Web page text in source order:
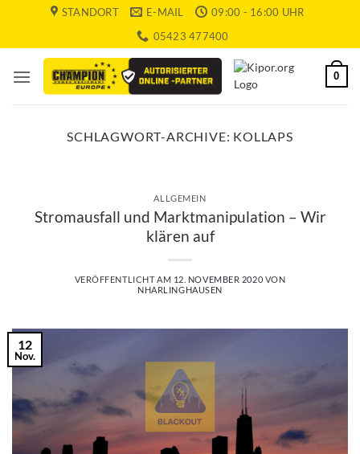
springen
STANDORT E-MAIL
09:00 - 16:00 UHR
05423 477400
0
SCHLAGWORT-ARCHIVE: KOLLAPS
ALLGEMEIN
Stromausfall und Marktmanipulation – Wir
klären auf
VERÖFFENTLICHT AM 12. NOVEMBER 2020 VON
NHARLINGHAUSEN
12
Nov.